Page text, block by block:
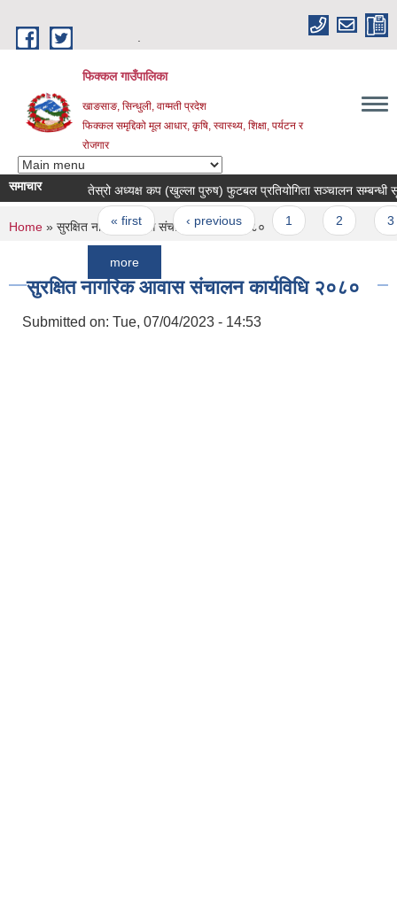
फिक्कल गाउँपालिका
खाङसाङ, सिन्धुली, वाग्मती प्रदेश
फिक्कल समृद्दिको मूल आधार, कृषि, स्वास्थ्य, शिक्षा, पर्यटन र
रोजगार
समाचार तेस्रो अध्यक्ष कप (खुल्ला पुरुष) फुटबल प्रतियोगिता सञ्चालन सम्बन्धी सूचना ।
Pages
« first ‹ previous
You are here
Home » सुरक्षित नागरिक आवास संचालन कार्यविधि २०८०
सुरक्षित नागरिक आवास संचालन कार्यविधि २०८०
Submitted on: Tue, 07/04/2023 - 14:53